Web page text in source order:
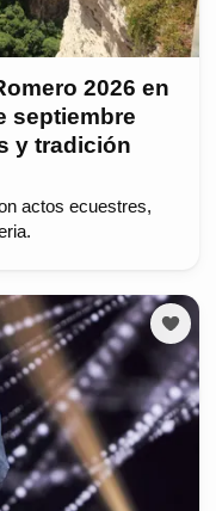
2026 en
septiembre
y tradición
actos ecuestres,